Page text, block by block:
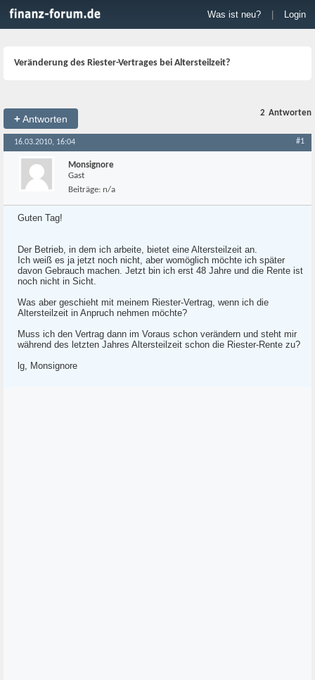
Was ist neu? Login
Veränderung des Riester-Vertrages bei Altersteilzeit?
+Antworten
2 Antworten
16.03.2010, 16:04 #1
Monsignore
Gast
Beiträge: n/a
Guten Tag!
Der Betrieb, in dem ich arbeite, bietet eine Altersteilzeit an.
Ich weiß es ja jetzt noch nicht, aber womöglich möchte ich später
davon Gebrauch machen. Jetzt bin ich erst 48 Jahre und die Rente ist
noch nicht in Sicht.
Was aber geschieht mit meinem Riester-Vertrag, wenn ich die
Altersteilzeit in Anpruch nehmen möchte?
Muss ich den Vertrag dann im Voraus schon verändern und steht mir
während des letzten Jahres Altersteilzeit schon die Riester-Rente zu?
lg, Monsignore